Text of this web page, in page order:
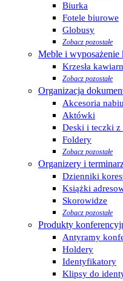
Biurka
Fotele biurowe
Globusy
Zobacz pozostałe
Meble i wyposażenie
Krzesła
Zobacz pozostałe
Organizacja
Akcesoria
Aktówki
Deski i teczki
Foldery
Zobacz pozostałe
Organizery i
Dzienniki
Książki
Skorowidze
Zobacz pozostałe
Produkty
Antyramy
Holdery
Identyfikatory
Klipsy do